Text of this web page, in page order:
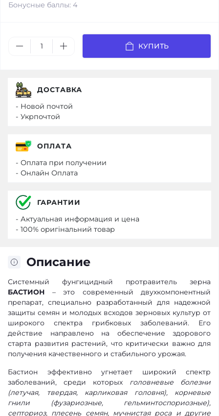
Бонусные баллы: 4
КУПИТЬ
Описание
Системный фунгицидный протравитель зерна
БАСТИОН – это современный двухкомпонентный
препарат, специально разработанный для надежной
защиты семян и молодых всходов зерновых культур от
широкого спектра грибковых заболеваний. Его
действие направлено на обеспечение здорового
старта развития растений, что критически важно для
получения качественного и стабильного урожая.
Бастион эффективно угнетает широкий спектр
заболеваний, среди которых головневые болезни
(летучая, твердая, карликовая головня), корневые
гнили (фузариозные, гельминтоспориозные),
септориоз, плесень семян, мучнистая роса и другие
ДОСТАВКА
- Новой почтой
- Укрпочтой
ОПЛАТА
- Оплата при получении
- Онлайн Оплата
ГАРАНТИИ
- Актуальная информация и цена
- 100% оригінальний товар